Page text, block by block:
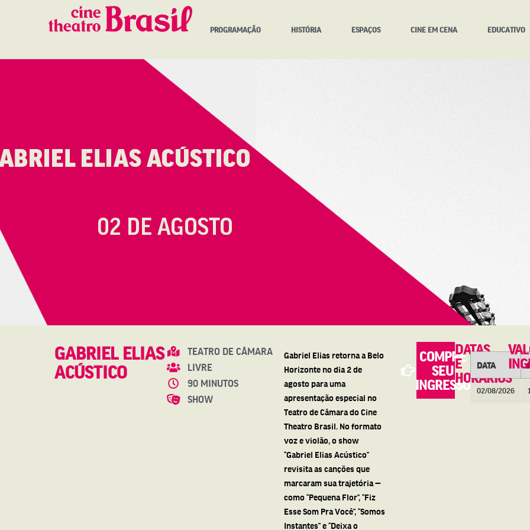
PROGRAMAÇÃO HISTÓRIA ESPAÇOS CINE EM CENA EDUCATIVO
GABRIEL ELIAS
ACÚSTICO
TEATRO DE CÂMARA
LIVRE
90 MINUTOS
SHOW
Gabriel Elias retorna a Belo
Horizonte no dia 2 de
agosto para uma
apresentação especial no
Teatro de Câmara do Cine
Theatro Brasil. No formato
voz e violão, o show
“Gabriel Elias Acústico”
revisita as canções que
marcaram sua trajetória —
como “Pequena Flor”, “Fiz
Esse Som Pra Você”, “Somos
Instantes” e “Deixa o
COMPRE
SEU
INGRESSO
DATAS
E
HORÁRIOS
DATA
02/08/2026